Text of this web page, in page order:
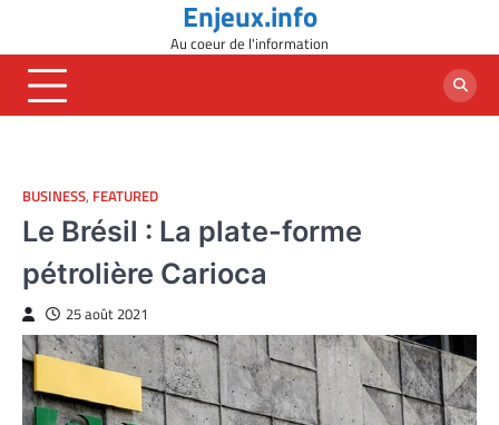
content
Enjeux.info
Au coeur de l'information
BUSINESS, FEATURED
Le Brésil : La plate-forme
pétrolière Carioca
25 août 2021